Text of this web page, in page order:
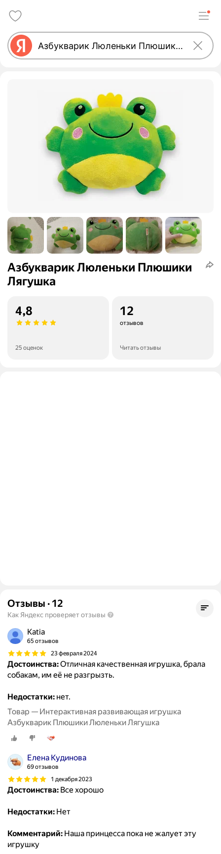
Азбукварик Люленьки Плюшики
Лягушка
4,8
25 оценок
12
отзывов
Читать отзывы
Отзывы · 12
Как Яндекс проверяет отзывы
Katia
65 отзывов
23 февраля 2024
Достоинства:Отличная качественная игрушка, брала
собакам, им её не разгрызть.
Недостатки: нет.
Товар — Интерактивная развивающая игрушка
Азбукварик Плюшики Люленьки Лягушка
Елена Кудинова
69 отзывов
1 декабря 2023
Достоинства: Все хорошо
Недостатки: Нет
Комментарий: Наша принцесса пока не жалует эту
игрушку